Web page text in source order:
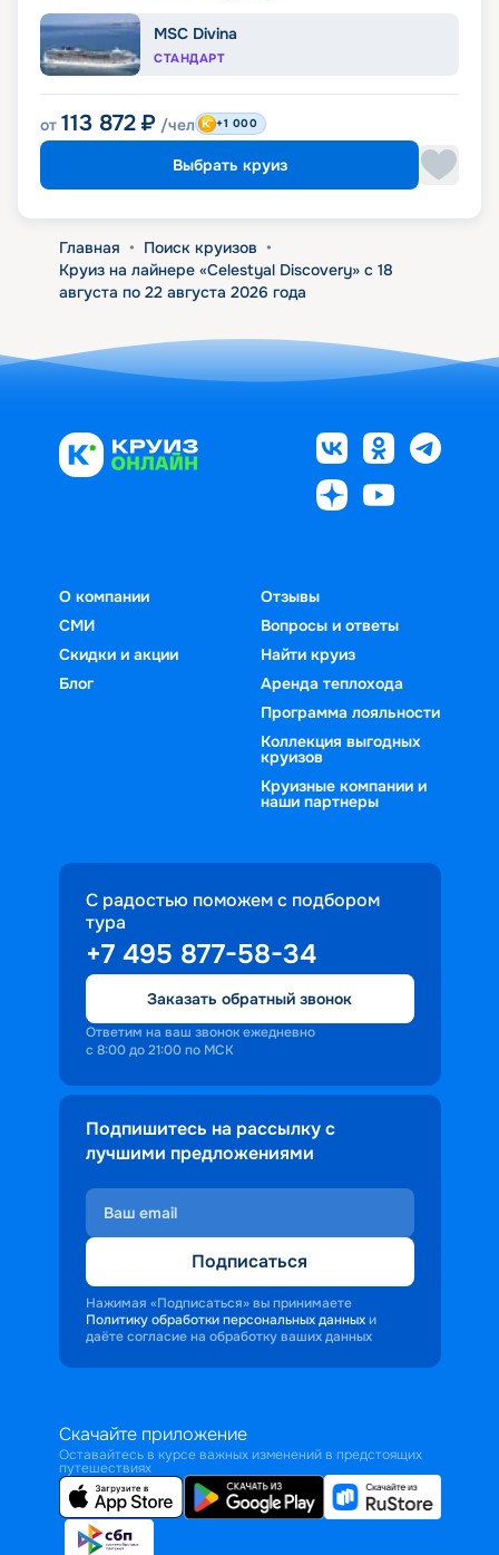
MSC Divina
СТАНДАРТ
от 113 872 ₽ /чел +1 000
Выбрать круиз
Главная • Поиск круизов •
Круиз на лайнере «Celestyal Discovery» с 18
августа по 22 августа 2026 года
О компании
СМИ
Скидки и акции
Блог
Отзывы
Вопросы и ответы
Найти круиз
Аренда теплохода
Программа лояльности
Коллекция выгодных
круизов
Круизные компании и
наши партнеры
С радостью поможем с подбором
тура
+7 495 877-58-34
Заказать обратный звонок
Ответим на ваш звонок ежедневно
с 8:00 до 21:00 по МСК
Подпишитесь на рассылку с
лучшими предложениями
Подписаться
Нажимая «Подписаться» вы принимаете
Политику обработки персональных данных и
даёте согласие на обработку ваших данных
Скачайте приложение
Оставайтесь в курсе важных изменений в предстоящих
путешествиях